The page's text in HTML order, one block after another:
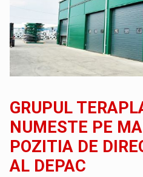
GRUPUL
NUMESTE PE
POZITIA DE
AL DEPAC